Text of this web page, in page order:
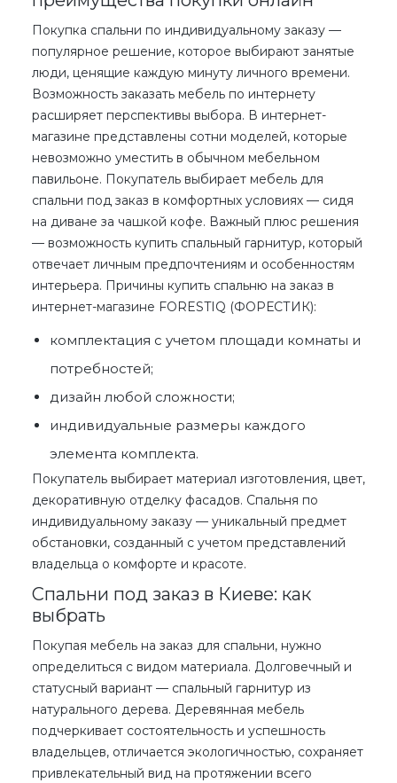
Покупка спальни по индивидуальному заказу —
популярное решение, которое выбирают занятые
люди, ценящие каждую минуту личного времени.
Возможность заказать мебель по интернету
расширяет перспективы выбора. В интернет-
магазине представлены сотни моделей, которые
невозможно уместить в обычном мебельном
павильоне. Покупатель выбирает мебель для
спальни под заказ в комфортных условиях — сидя
на диване за чашкой кофе. Важный плюс решения
— возможность купить спальный гарнитур, который
отвечает личным предпочтениям и особенностям
интерьера. Причины купить спальню на заказ в
интернет-магазине FORESTIQ (ФОРЕСТИК):
комплектация с учетом площади комнаты и
потребностей;
дизайн любой сложности;
индивидуальные размеры каждого
элемента комплекта.
Покупатель выбирает материал изготовления, цвет,
декоративную отделку фасадов. Спальня по
индивидуальному заказу — уникальный предмет
обстановки, созданный с учетом представлений
владельца о комфорте и красоте.
Спальни под заказ в Киеве: как
выбрать
Покупая мебель на заказ для спальни, нужно
определиться с видом материала. Долговечный и
статусный вариант — спальный гарнитур из
натурального дерева. Деревянная мебель
подчеркивает состоятельность и успешность
владельцев, отличается экологичностью, сохраняет
привлекательный вид на протяжении всего